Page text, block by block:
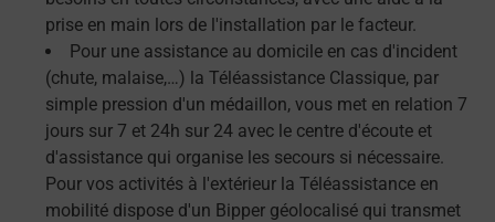
prise en main lors de l'installation par le facteur.
Pour une assistance au domicile en cas d'incident
(chute, malaise,…) la Téléassistance Classique, par
simple pression d'un médaillon, vous met en relation 7
jours sur 7 et 24h sur 24 avec le centre d'écoute et
d'assistance qui organise les secours si nécessaire.
Pour vos activités à l'extérieur la Téléassistance en
mobilité dispose d'un Bipper géolocalisé qui transmet